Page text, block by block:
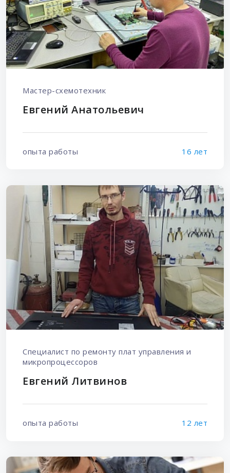
Мастер-схемотехник
Евгений Анатольевич
опыта работы 16 лет
Специалист по ремонту плат управления и
микропроцессоров
Евгений Литвинов
опыта работы 12 лет